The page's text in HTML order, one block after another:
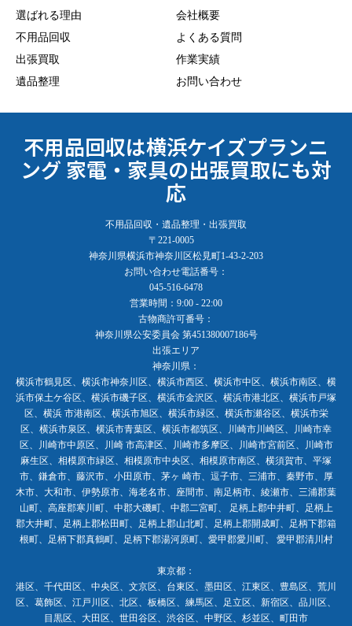
選ばれる理由
不用品回収
出張買取
遺品整理
会社概要
よくある質問
作業実績
お問い合わせ
不用品回収は横浜ケイズプランニ
ング 家電・家具の出張買取にも対
応
不用品回収・遺品整理・出張買取
〒221-0005
神奈川県横浜市神奈川区松見町1-43-2-203
お問い合わせ電話番号：
045-516-6478
営業時間：9:00 - 22:00
古物商許可番号：
神奈川県公安委員会 第451380007186号
出張エリア
神奈川県：
横浜市鶴見区、横浜市神奈川区、横浜市西区、横浜市中区、横浜市南区、横
浜市保土ケ谷区、横浜市磯子区、横浜市金沢区、横浜市港北区、横浜市戸塚
区、横浜 市港南区、横浜市旭区、横浜市緑区、横浜市瀬谷区、横浜市栄
区、横浜市泉区、横浜市青葉区、横浜市都筑区、川崎市川崎区、川崎市幸
区、川崎市中原区、川崎 市高津区、川崎市多摩区、川崎市宮前区、川崎市
麻生区、相模原市緑区、相模原市中央区、相模原市南区、横須賀市、平塚
市、鎌倉市、藤沢市、小田原市、茅ヶ 崎市、逗子市、三浦市、秦野市、厚
木市、大和市、伊勢原市、海老名市、座間市、南足柄市、綾瀬市、三浦郡葉
山町、高座郡寒川町、中郡大磯町、中郡二宮町、 足柄上郡中井町、足柄上
郡大井町、足柄上郡松田町、足柄上郡山北町、足柄上郡開成町、足柄下郡箱
根町、足柄下郡真鶴町、足柄下郡湯河原町、愛甲郡愛川町、 愛甲郡清川村
東京都：
港区、千代田区、中央区、文京区、台東区、墨田区、江東区、豊島区、荒川
区、葛飾区、江戸川区、北区、板橋区、練馬区、足立区、新宿区、品川区、
目黒区、大田区、世田谷区、渋谷区、中野区、杉並区、町田市